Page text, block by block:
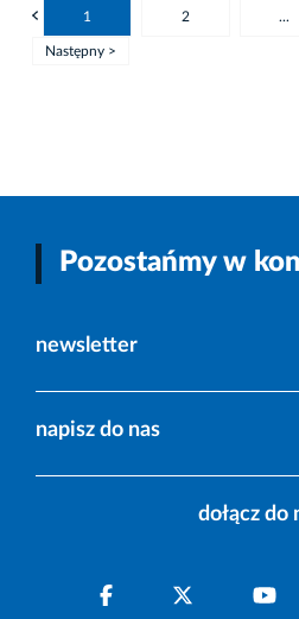
1 2 ...
Następny >
Pozostańmy w
newsletter
napisz do nas
dołącz do